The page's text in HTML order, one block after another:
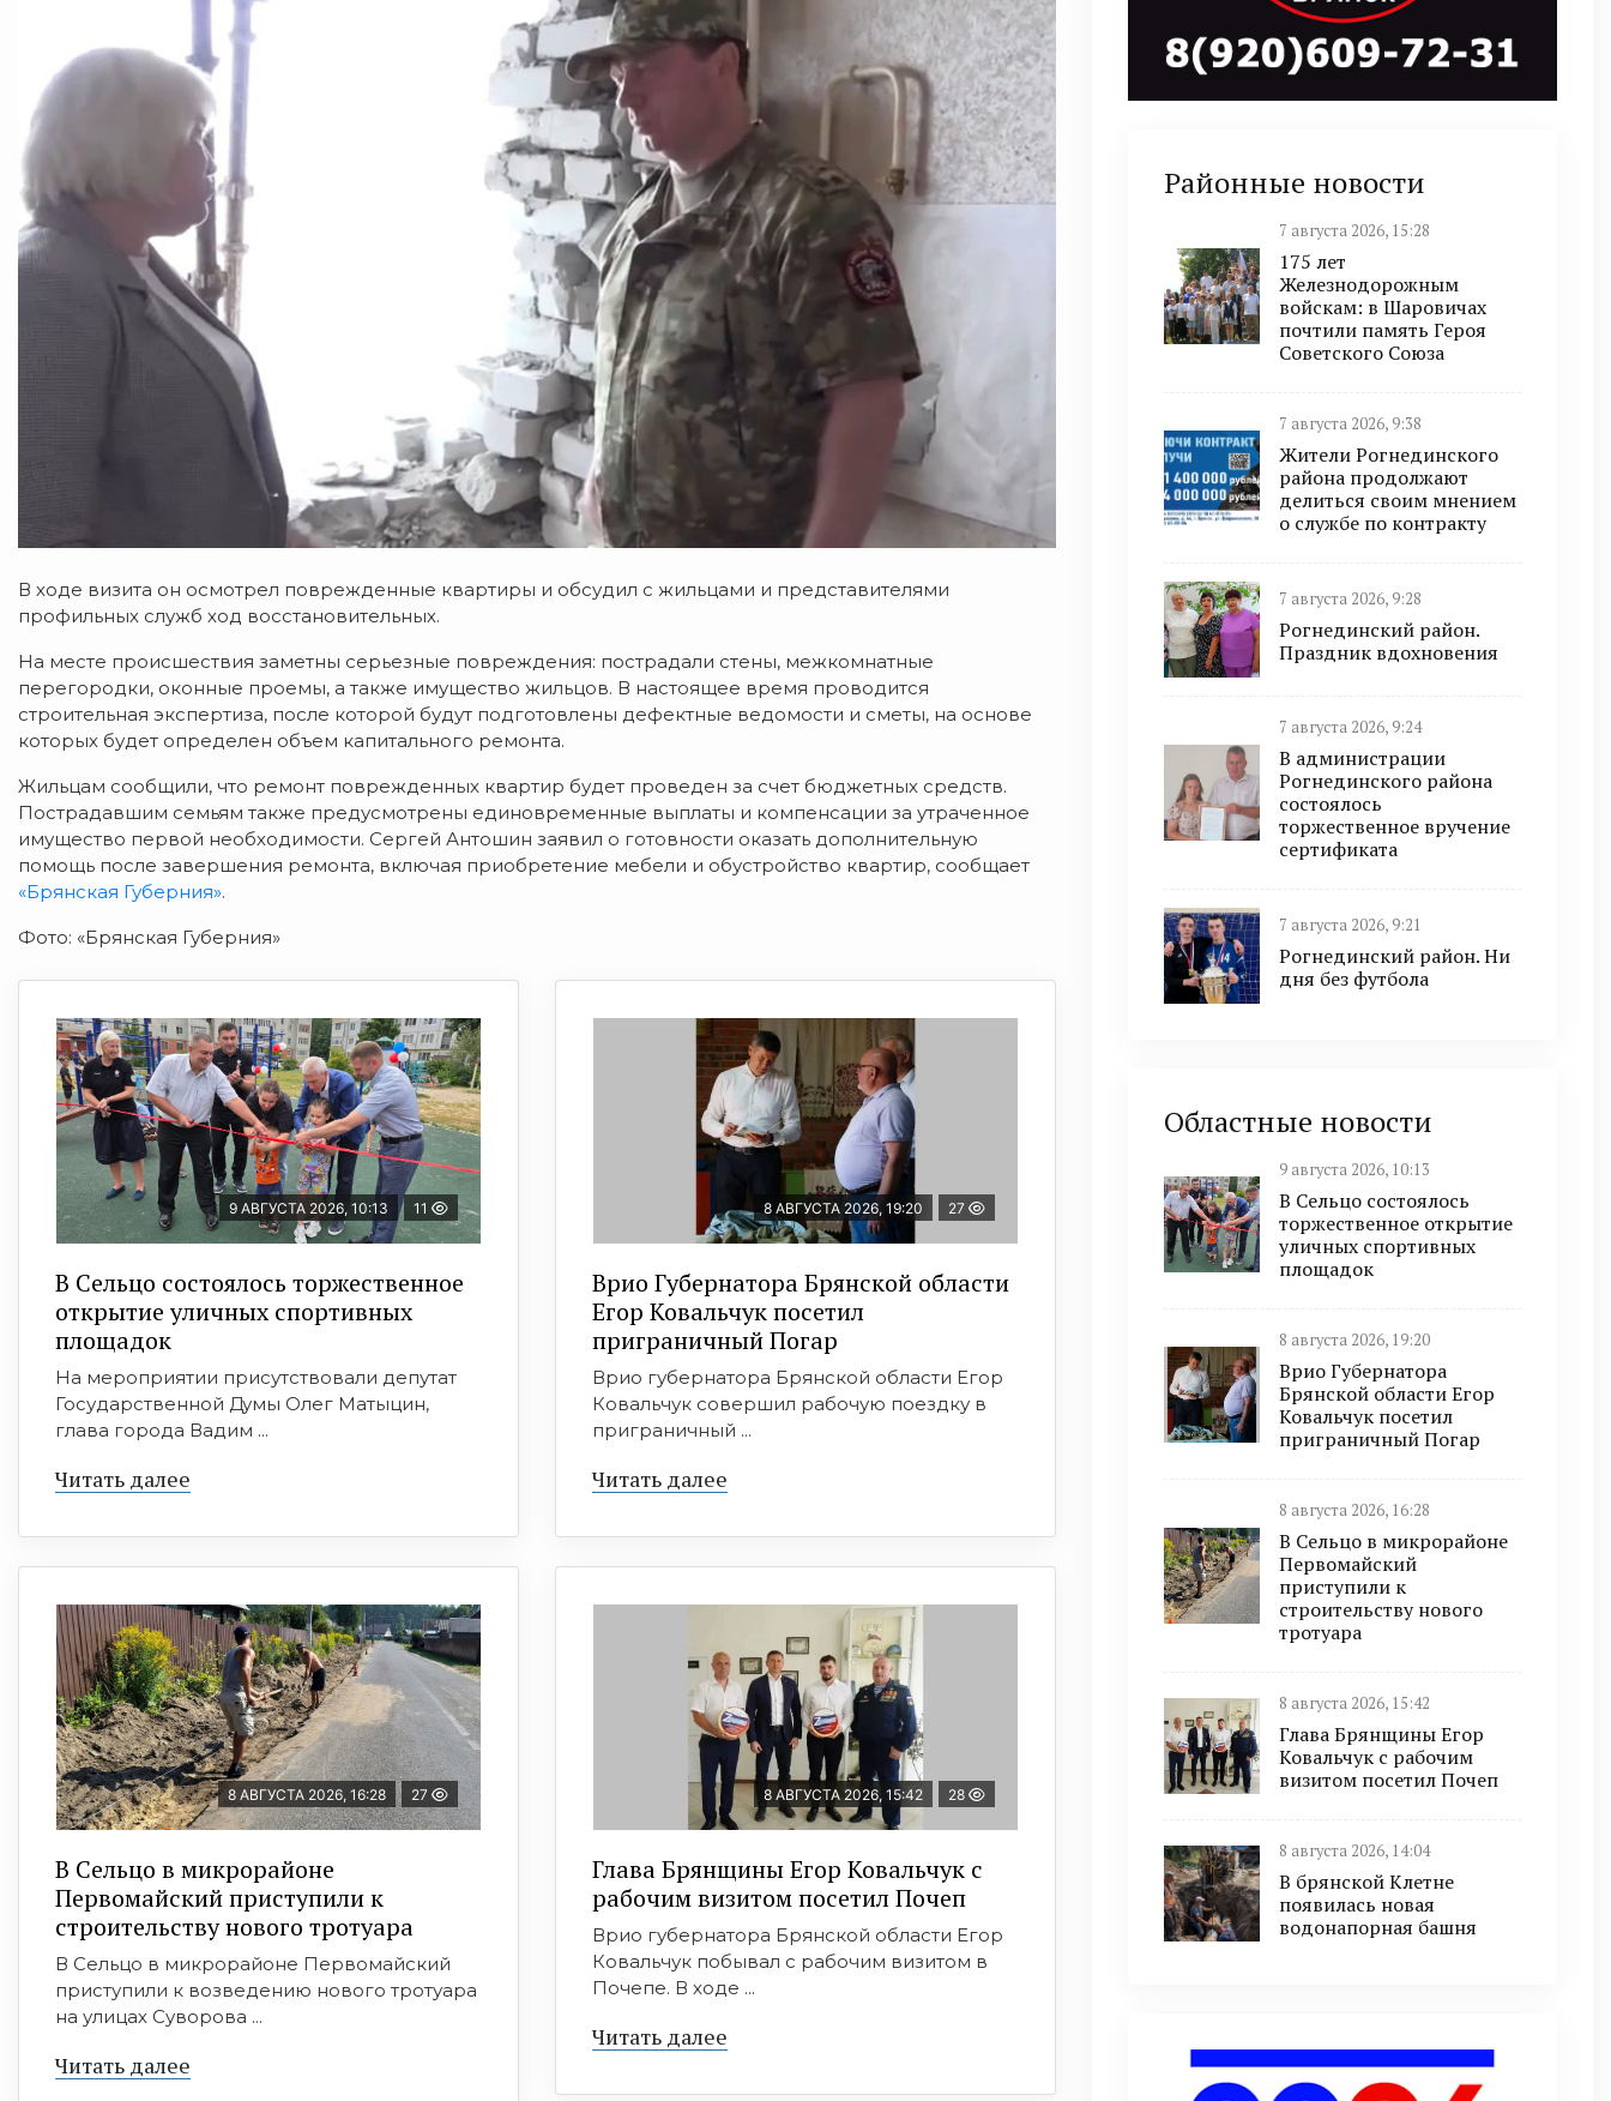
В ходе визита он осмотрел поврежденные квартиры и обсудил с жильцами и представителями
профильных служб ход восстановительных.
На месте происшествия заметны серьезные повреждения: пострадали стены, межкомнатные
перегородки, оконные проемы, а также имущество жильцов. В настоящее время проводится
строительная экспертиза, после которой будут подготовлены дефектные ведомости и сметы, на основе
которых будет определен объем капитального ремонта.
Жильцам сообщили, что ремонт поврежденных квартир будет проведен за счет бюджетных средств.
Пострадавшим семьям также предусмотрены единовременные выплаты и компенсации за утраченное
имущество первой необходимости. Сергей Антошин заявил о готовности оказать дополнительную
помощь после завершения ремонта, включая приобретение мебели и обустройство квартир, сообщает
«Брянская Губерния».
Фото: «Брянская Губерния»
9 АВГУСТА 2026, 10:13 11
В Сельцо состоялось торжественное
открытие уличных спортивных
площадок
На мероприятии присутствовали депутат
Государственной Думы Олег Матыцин,
глава города Вадим ...
Читать далее
8 АВГУСТА 2026, 19:20 27
Врио Губернатора Брянской области
Егор Ковальчук посетил
приграничный Погар
Врио губернатора Брянской области Егор
Ковальчук совершил рабочую поездку в
приграничный ...
Читать далее
8 АВГУСТА 2026, 16:28 27
В Сельцо в микрорайоне
Первомайский приступили к
строительству нового тротуара
В Сельцо в микрорайоне Первомайский
приступили к возведению нового тротуара
на улицах Суворова ...
Читать далее
8 АВГУСТА 2026, 15:42 28
Глава Брянщины Егор Ковальчук с
рабочим визитом посетил Почеп
Врио губернатора Брянской области Егор
Ковальчук побывал с рабочим визитом в
Почепе. В ходе ...
Читать далее
Районные новости
7 августа 2026, 15:28
175 лет
Железнодорожным
войскам: в Шаровичах
почтили память Героя
Советского Союза
7 августа 2026, 9:38
Жители Рогнединского
района продолжают
делиться своим мнением
о службе по контракту
7 августа 2026, 9:28
Рогнединский район.
Праздник вдохновения
7 августа 2026, 9:24
В администрации
Рогнединского района
состоялось
торжественное вручение
сертификата
7 августа 2026, 9:21
Рогнединский район. Ни
дня без футбола
Областные новости
9 августа 2026, 10:13
В Сельцо состоялось
торжественное открытие
уличных спортивных
площадок
8 августа 2026, 19:20
Врио Губернатора
Брянской области Егор
Ковальчук посетил
приграничный Погар
8 августа 2026, 16:28
В Сельцо в микрорайоне
Первомайский
приступили к
строительству нового
тротуара
8 августа 2026, 15:42
Глава Брянщины Егор
Ковальчук с рабочим
визитом посетил Почеп
8 августа 2026, 14:04
В брянской Клетне
появилась новая
водонапорная башня